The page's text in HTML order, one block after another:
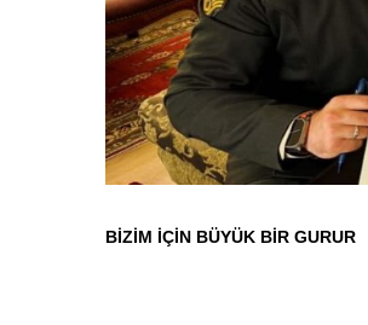
BİZİM İÇİN BÜYÜK BİR GURUR